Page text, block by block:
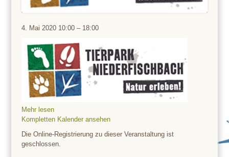
Tierpark
4. Mai 2020 10:00 – 18:00
Mehr lesen
Kompletten Kalender ansehen
Die Online-Registrierung zu dieser Veranstaltung ist
geschlossen.